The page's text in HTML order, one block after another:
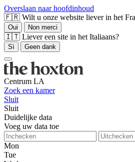
Overslaan naar hoofdinhoud
🇫🇷 Wilt u onze website liever in het
Oui Non merci
🇮🇹 Liever een site in het Italiaans?
Sì Geen dank
Centrum LA
Zoek een kamer
Sluit
Sluit
Duidelijke data
Voeg uw data toe
Mon
Tue